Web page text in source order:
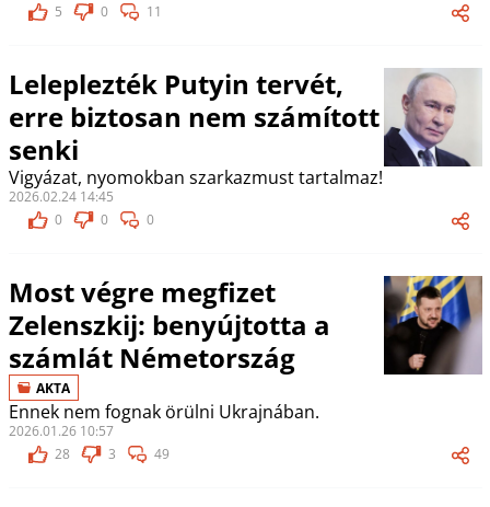
5
0 11
Leleplezték Putyin tervét,
erre biztosan nem számított
senki
Vigyázat, nyomokban szarkazmust tartalmaz!
2026.02.24 14:45
0
0 0
Most végre megfizet
Zelenszkij: benyújtotta a
számlát Németország
AKTA
Ennek nem fognak örülni Ukrajnában.
2026.01.26 10:57
28
3 49